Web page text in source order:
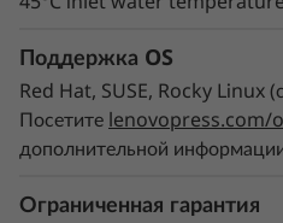
Поддержка OS
Red Hat, SUSE, Rocky Linux
Посетите lenovopress.com/
дополнительной
Ограниченная гарантия